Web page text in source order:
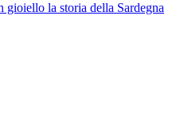
gioiello la storia della Sardegna